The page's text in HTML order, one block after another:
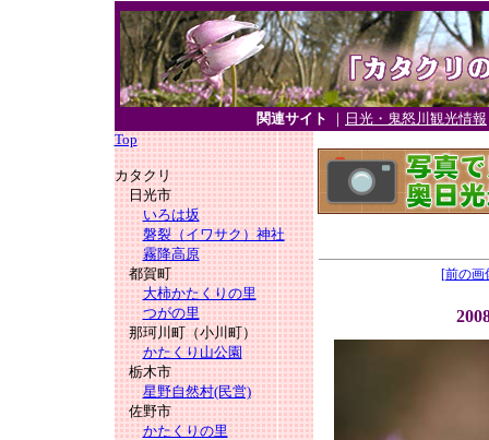
関連サイト ｜ 日光・鬼怒川観光情報
Top
カタクリ
日光市
いろは坂
磐裂（イワサク）神社
霧降高原
都賀町
大柿かたくりの里
つがの里
那珂川町（小川町）
かたくり山公園
栃木市
星野自然村(民営)
佐野市
かたくりの里
[前の画